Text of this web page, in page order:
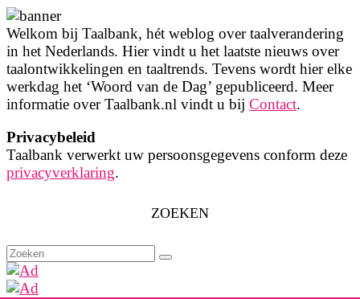
Welkom bij Taalbank, hét weblog over taalverandering
in het Nederlands. Hier vindt u het laatste nieuws over
taalontwikkelingen en taaltrends. Tevens wordt hier elke
werkdag het ‘Woord van de Dag’ gepubliceerd. Meer
informatie over Taalbank.nl vindt u bij Contact.
Privacybeleid
Taalbank verwerkt uw persoonsgegevens conform deze
privacyverklaring.
ZOEKEN
Zoeken
naar: